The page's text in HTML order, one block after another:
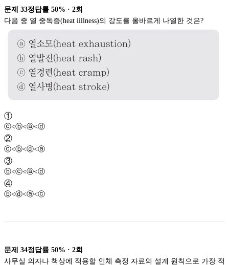
문제 33정답률 50% · 2회
다음 중 열 중독증(heat iillness)의 강도를 올바르게 나열한 것은?
①
ⓒ<ⓑ<ⓐ<ⓓ
②
ⓒ<ⓑ<ⓓ<ⓐ
③
ⓑ<ⓒ<ⓐ<ⓓ
④
ⓑ<ⓓ<ⓐ<ⓒ
문제 34정답률 50% · 2회
사무실 의자나 책상에 적용할 인체 측정 자료의 설계 원칙으로 가장 적